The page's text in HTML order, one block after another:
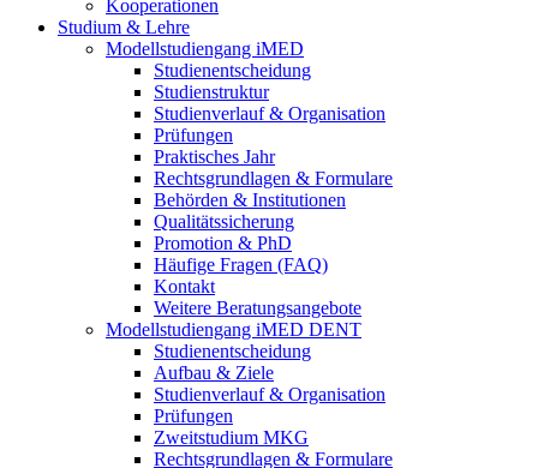
Kooperationen
Studium & Lehre
Modellstudiengang iMED
Studienentscheidung
Studienstruktur
Studienverlauf & Organisation
Prüfungen
Praktisches Jahr
Rechtsgrundlagen & Formulare
Behörden & Institutionen
Qualitätssicherung
Promotion & PhD
Häufige Fragen (FAQ)
Kontakt
Weitere Beratungsangebote
Modellstudiengang iMED DENT
Studienentscheidung
Aufbau & Ziele
Studienverlauf & Organisation
Prüfungen
Zweitstudium MKG
Rechtsgrundlagen & Formulare